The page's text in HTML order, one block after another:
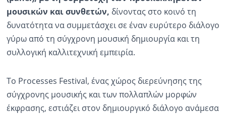
μουσικών και συνθετών, δίνοντας στο κοινό τη
δυνατότητα να συμμετάσχει σε έναν ευρύτερο διάλογο
γύρω από τη σύγχρονη μουσική δημιουργία και τη
συλλογική καλλιτεχνική εμπειρία.
Το Processes Festival, ένας χώρος διερεύνησης της
σύγχρονης μουσικής και των πολλαπλών μορφών
έκφρασης, εστιάζει στον δημιουργικό διάλογο ανάμεσα